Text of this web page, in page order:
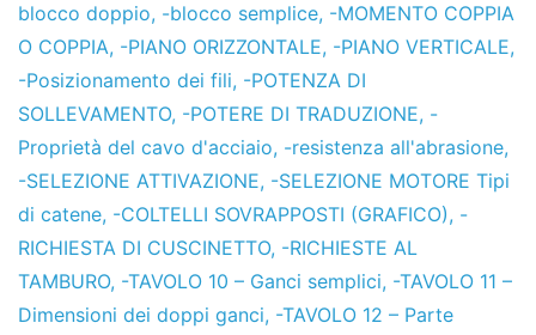
blocco doppio, -blocco semplice, -MOMENTO COPPIA
O COPPIA, -PIANO ORIZZONTALE, -PIANO VERTICALE,
-Posizionamento dei fili, -POTENZA DI
SOLLEVAMENTO, -POTERE DI TRADUZIONE, -
Proprietà del cavo d'acciaio, -resistenza all'abrasione,
-SELEZIONE ATTIVAZIONE, -SELEZIONE MOTORE Tipi
di catene, -COLTELLI SOVRAPPOSTI (GRAFICO), -
RICHIESTA DI CUSCINETTO, -RICHIESTE AL
TAMBURO, -TAVOLO 10 – Ganci semplici, -TAVOLO 11 –
Dimensioni dei doppi ganci, -TAVOLO 12 – Parte